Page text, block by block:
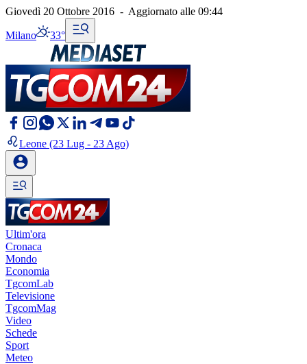
Giovedì 20 Ottobre 2016 - Aggiornato alle 09:44
Milano 33°
Leone (23 Lug - 23 Ago)
Ultim'ora
Cronaca
Mondo
Economia
TgcomLab
Televisione
TgcomMag
Video
Schede
Sport
Meteo